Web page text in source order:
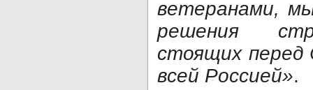
ветеранами,
решения
стоящих перед
всей Россией».